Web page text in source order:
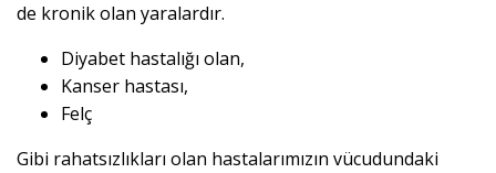
de kronik olan yaralardır.
Diyabet hastalığı olan,
Kanser hastası,
Felç
Gibi rahatsızlıkları olan hastalarımızın vücudundaki